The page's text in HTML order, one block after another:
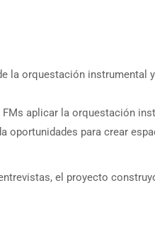
la orquestación
aplicar la orquestación
oportunidades para crear
el proyecto